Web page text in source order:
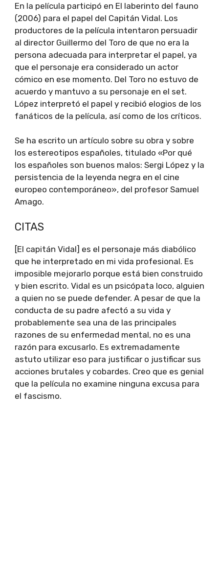
En la película participó en El laberinto del fauno
(2006) para el papel del Capitán Vidal. Los
productores de la película intentaron persuadir
al director Guillermo del Toro de que no era la
persona adecuada para interpretar el papel, ya
que el personaje era considerado un actor
cómico en ese momento. Del Toro no estuvo de
acuerdo y mantuvo a su personaje en el set.
López interpretó el papel y recibió elogios de los
fanáticos de la película, así como de los críticos.
Se ha escrito un artículo sobre su obra y sobre
los estereotipos españoles, titulado «Por qué
los españoles son buenos malos: Sergi López y la
persistencia de la leyenda negra en el cine
europeo contemporáneo», del profesor Samuel
Amago.
CITAS
[El capitán Vidal] es el personaje más diabólico
que he interpretado en mi vida profesional. Es
imposible mejorarlo porque está bien construido
y bien escrito. Vidal es un psicópata loco, alguien
a quien no se puede defender. A pesar de que la
conducta de su padre afectó a su vida y
probablemente sea una de las principales
razones de su enfermedad mental, no es una
razón para excusarlo. Es extremadamente
astuto utilizar eso para justificar o justificar sus
acciones brutales y cobardes. Creo que es genial
que la película no examine ninguna excusa para
el fascismo.